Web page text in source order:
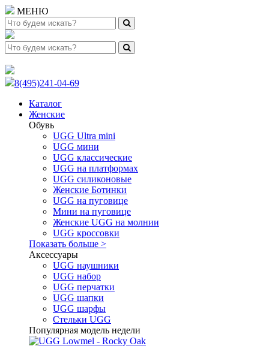
МЕНЮ
8(495)241-04-69
Каталог
Женские
Обувь
UGG Ultra mini
UGG мини
UGG классические
UGG на платформах
UGG силиконовые
Женские Ботинки
UGG на пуговице
Мини на пуговице
Женские UGG на молнии
UGG кроссовки
Показать больше >
Аксессуары
UGG наушники
UGG набор
UGG перчатки
UGG шапки
UGG шарфы
Стельки UGG
Популярная модель недели